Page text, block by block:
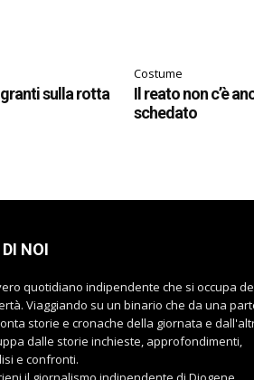
sulla rotta
Costume
Il reato non c’è
schedato
NOI
quotidiano indipendente che si occupa
Viaggiando su un binario che da una
storie e cronache della giornata e
dalle storie inchieste, approfondimenti,
e confronti.